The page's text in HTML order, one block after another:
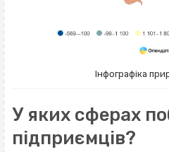
Інфографіка
У яких сферах
підприємців?